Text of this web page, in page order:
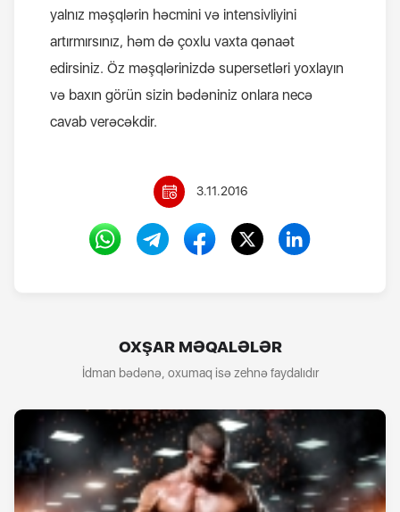
yalnız məşqlərin həcmini və intensivliyini
artırmırsınız, həm də çoxlu vaxta qənaət
edirsiniz. Öz məşqlərinizdə supersetləri yoxlayın
və baxın görün sizin bədəniniz onlara necə
cavab verəcəkdir.
3.11.2016
OXŞAR MƏQALƏLƏR
İdman bədənə, oxumaq isə zehnə faydalıdır